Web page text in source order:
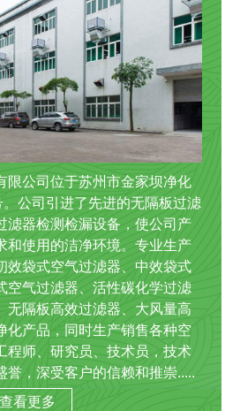
公司位于苏州市金家坝净化
公司引进了先进的无隔板过滤
滤器检测检漏设备，使公司产
和使用的洁净环境。专业生产
效袋式空气过滤器、中效袋式
空气过滤器、活性碳化学过滤
无隔板高效过滤器、大风量高
化产品，同时生产销售各种空
程师、研究员、技术员，技术
誉，深受客户的信赖和推崇.....
查看更多